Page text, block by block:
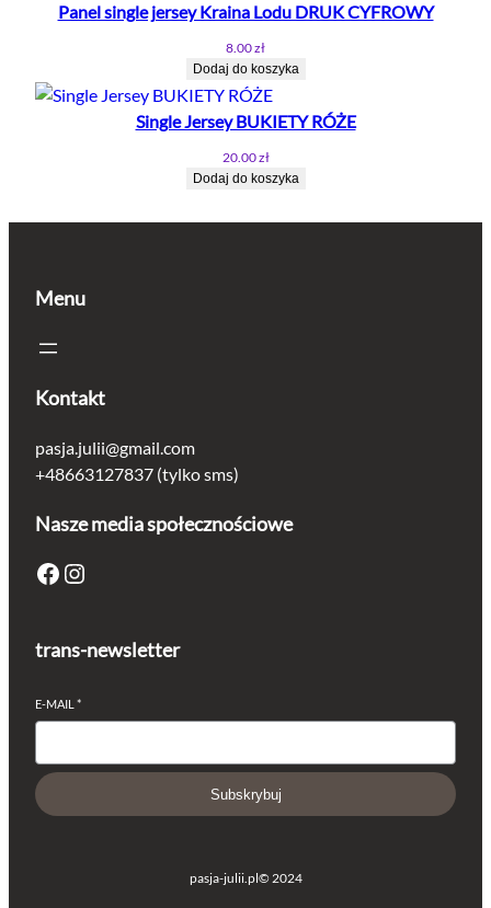
Panel single jersey Kraina Lodu DRUK CYFROWY
8.00zł
Dodaj do koszyka
Single Jersey BUKIETY RÓŻE
20.00zł
Dodaj do koszyka
Menu
Kontakt
pasja.julii@gmail.com
+48663127837 (tylko sms)
Nasze media społecznościowe
Facebook Instagram
trans-newsletter
E-MAIL *
Subskrybuj
pasja-julii.pl© 2024